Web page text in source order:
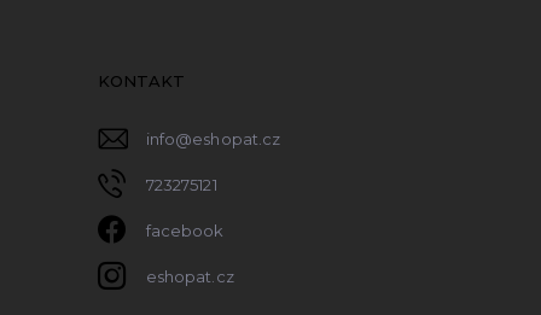
KONTAKT
info@eshopat.cz
723275121
facebook
eshopat.cz